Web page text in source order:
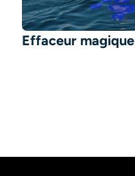
Effaceur magique